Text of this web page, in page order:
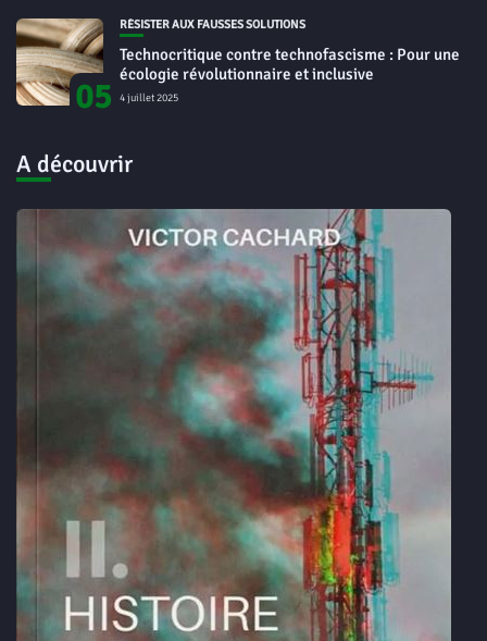
05
RÉSISTER AUX FAUSSES SOLUTIONS
Technocritique contre technofascisme : Pour une
écologie révolutionnaire et inclusive
4 juillet 2025
A découvrir